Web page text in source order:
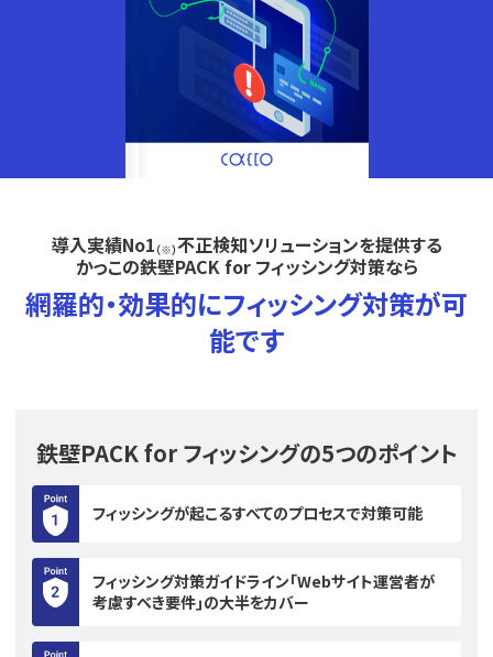
導入実績No1（※）不正検知ソリューションを提供する
かっこの鉄壁PACK for フィッシング対策なら
網羅的・効果的にフィッシング対策が可
能です
鉄壁PACK for フィッシングの5つのポイント
フィッシングが起こるすべてのプロセスで対策可能
フィッシング対策ガイドライン｢Webサイト運営者が
考慮すべき要件｣の大半をカバー